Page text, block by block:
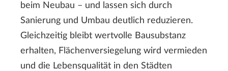
beim Neubau – und lassen sich durch
Sanierung und Umbau deutlich reduzieren.
Gleichzeitig bleibt wertvolle Bausubstanz
erhalten, Flächenversiegelung wird vermieden
und die Lebensqualität in den Städten